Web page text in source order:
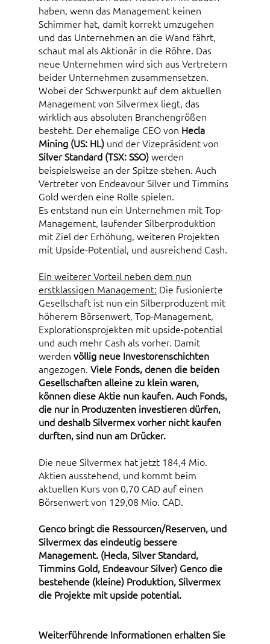
haben, wenn das Management keinen
Schimmer hat, damit korrekt umzugehen
und das Unternehmen an die Wand fährt,
schaut mal als Aktionär in die Röhre. Das
neue Unternehmen wird sich aus Vertretern
beider Unternehmen zusammensetzen.
Wobei der Schwerpunkt auf dem aktuellen
Management von Silvermex liegt, das
wirklich aus absoluten Branchengrößen
besteht. Der ehemalige CEO von Hecla
Mining (US: HL) und der Vizepräsident von
Silver Standard (TSX: SSO)werden
beispielsweise an der Spitze stehen. Auch
Vertreter von Endeavour Silver und Timmins
Gold werden eine Rolle spielen.
Es entstand nun ein Unternehmen mit Top-
Management, laufender Silberproduktion
mit Ziel der Erhöhung, weiteren Projekten
mit Upside-Potential, und ausreichend Cash.
Ein weiterer Vorteil neben dem nun
erstklassigen Management: Die fusionierte
Gesellschaft ist nun ein Silberproduzent mit
höherem Börsenwert, Top-Management,
Explorationsprojekten mit upside-potential
und auch mehr Cash als vorher. Damit
werden völlig neue Investorenschichten
angezogen. Viele Fonds, denen die beiden
Gesellschaften alleine zu klein waren,
können diese Aktie nun kaufen. Auch Fonds,
die nur in Produzenten investieren dürfen,
und deshalb Silvermex vorher nicht kaufen
durften, sind nun am Drücker.
Die neue Silvermex hat jetzt 184,4 Mio.
Aktien ausstehend, und kommt beim
aktuellen Kurs von 0,70 CAD auf einen
Börsenwert von 129,08 Mio. CAD.
Genco bringt die Ressourcen/Reserven, und
Silvermex das eindeutig bessere
Management. (Hecla, Silver Standard,
Timmins Gold, Endeavour Silver) Genco die
bestehende (kleine) Produktion, Silvermex
die Projekte mit upside potential.
Weiterführende Informationen erhalten Sie